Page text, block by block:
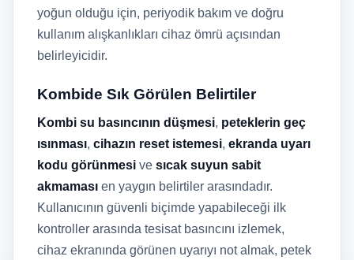
yoğun olduğu için, periyodik bakım ve doğru
kullanım alışkanlıkları cihaz ömrü açısından
belirleyicidir.
Kombide Sık Görülen Belirtiler
Kombi su basıncının düşmesi, peteklerin geç
ısınması, cihazın reset istemesi, ekranda uyarı
kodu görünmesi ve sıcak suyun sabit
akmaması en yaygın belirtiler arasındadır.
Kullanıcının güvenli biçimde yapabileceği ilk
kontroller arasında tesisat basıncını izlemek,
cihaz ekranında görünen uyarıyı not almak, petek